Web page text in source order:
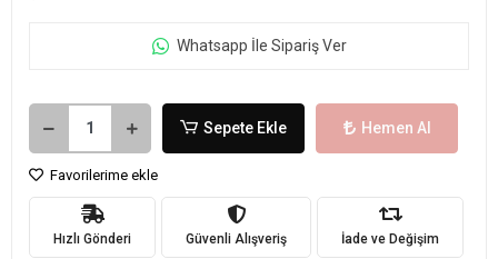
Whatsapp İle Sipariş Ver
Sepete Ekle Hemen Al
Favorilerime ekle
Hızlı Gönderi Güvenli Alışveriş İade ve Değişim